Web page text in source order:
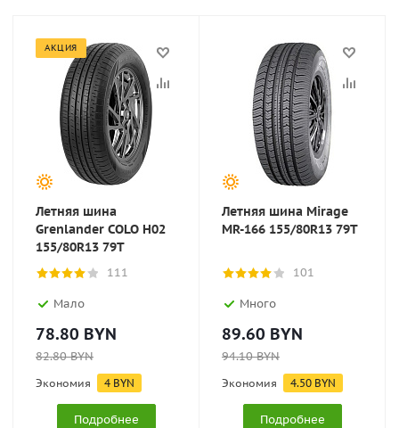
АКЦИЯ
Летняя шина
Grenlander COLO H02
155/80R13 79T
111
Мало
78.80 BYN
82.80BYN
Экономия 4 BYN
Подробнее
Летняя шина Mirage
MR-166 155/80R13 79T
101
Много
89.60 BYN
94.10BYN
Экономия 4.50 BYN
Подробнее